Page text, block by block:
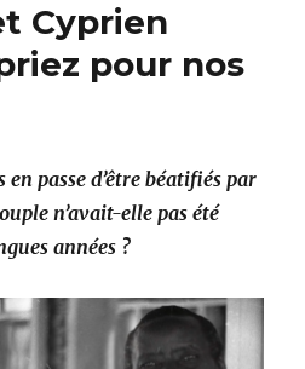
Cyprien
pour nos
passe d’être béatifiés par
n’avait-elle pas été
années ?